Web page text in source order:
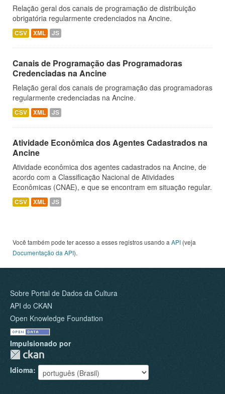
Relação geral dos canais de programação de distribuição
obrigatória regularmente credenciados na Ancine.
CSV XML JS
Canais de Programação das Programadoras
Credenciadas na Ancine
Relação geral dos canais de programação das programadoras
regularmente credenciadas na Ancine.
CSV XML JS
Atividade Econômica dos Agentes Cadastrados na
Ancine
Atividade econômica dos agentes cadastrados na Ancine, de
acordo com a Classificação Nacional de Atividades
Econômicas (CNAE), e que se encontram em situação regular.
CSV XML JS
Você também pode ter acesso a esses registros usando a API (veja
Documentação da API).
Sobre Portal de Dados da Cultura
API do CKAN
Open Knowledge Foundation
Impulsionado por
Idioma